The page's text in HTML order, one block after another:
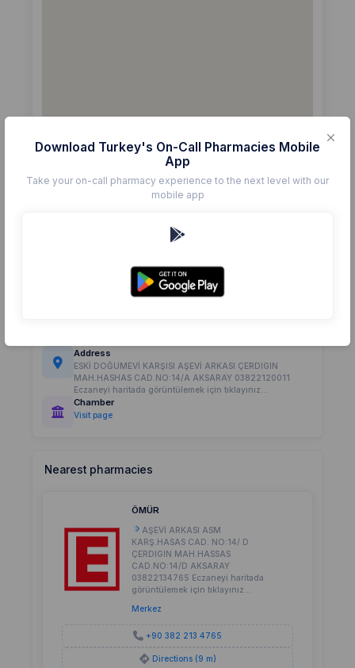
Address
ESKİ DOĞUMEVİ KARŞISI AŞEVİ ARKASI ÇERDIGIN
MAH.HASHAS CAD.NO:14/A AKSARAY 03822120011
Eczaneyi haritada görüntülemek için tıklayınız...
Chamber
Visit page
Nearest pharmacies
ÖMÜR
AŞEVİ ARKASI ASM
KARŞ.HASAS CAD. NO:14/ D
ÇERDIGIN MAH.HASSAS
CAD.NO:14/D AKSARAY
03822134765 Eczaneyi haritada
görüntülemek için tıklayınız...
Merkez
+90 382 213 4765
Directions (9 m)
Download Turkey's On-Call Pharmacies Mobile
App
Take your on-call pharmacy experience to the next level with our
mobile app